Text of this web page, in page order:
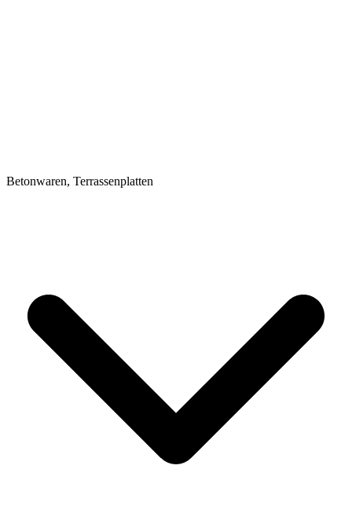
Betonwaren, Terrassenplatten